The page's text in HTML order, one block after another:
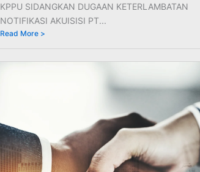
KPPU SIDANGKAN DUGAAN KETERLAMBATAN
NOTIFIKASI AKUISISI PT...
Read More >